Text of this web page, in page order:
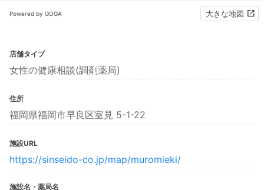
Powered by GOGA 大きな地図
店舗タイプ
女性の健康相談(調剤薬局)
住所
福岡県福岡市早良区室見 5-1-22
施設URL
https://sinseido-co.jp/map/muromieki/
施設名・薬局名